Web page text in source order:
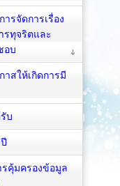
รจัดการเรื่อง
รทุจริตและ
อบ
าสให้เกิดการมี
บ
คุ้มครองข้อมูล